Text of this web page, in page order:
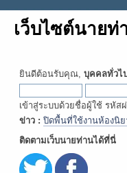
เว็บไซต์นาย
ยินดีต้อนรับคุณ, บุคคลทั่วไป
เข้าสู่ระบบด้วยชื่อผู้ใช้ รหัส
ข่าว : ปิดพื้นที่ใช้งานห้องนิย
ติดตามเว็บนายท่านได้ที่นี่